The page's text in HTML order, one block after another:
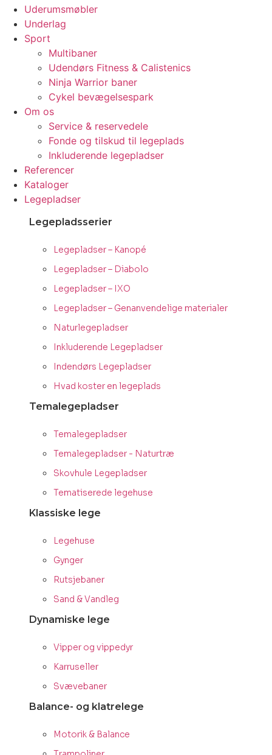
Uderumsmøbler
Underlag
Sport
Multibaner
Udendørs Fitness & Calistenics
Ninja Warrior baner
Cykel bevægelsespark
Om os
Service & reservedele
Fonde og tilskud til legeplads
Inkluderende legepladser
Referencer
Kataloger
Legepladser
Legepladsserier
Legepladser – Kanopé
Legepladser – Diabolo
Legepladser – IXO
Legepladser – Genanvendelige materialer
Naturlegepladser
Inkluderende Legepladser
Indendørs Legepladser
Hvad koster en legeplads
Temalegepladser
Temalegepladser
Temalegepladser - Naturtræ
Skovhule Legepladser
Tematiserede legehuse
Klassiske lege
Legehuse
Gynger
Rutsjebaner
Sand & Vandleg
Dynamiske lege
Vipper og vippedyr
Karruseller
Svævebaner
Balance- og klatrelege
Motorik & Balance